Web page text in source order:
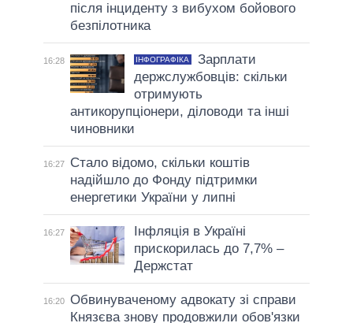
після інциденту з вибухом бойового
безпілотника
16:28 ІНФОГРАФІКА
Зарплати
держслужбовців: скільки
отримують
антикорупціонери, діловоди та інші
чиновники
16:27
Стало відомо, скільки коштів
надійшло до Фонду підтримки
енергетики України у липні
16:27
Інфляція в Україні
прискорилась до 7,7% –
Держстат
16:20 Обвинуваченому адвокату зі справи
Князєва знову продовжили обов'язки